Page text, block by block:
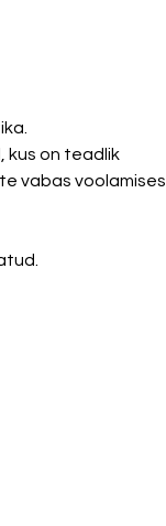
kus on teadlik
vabas voolamises